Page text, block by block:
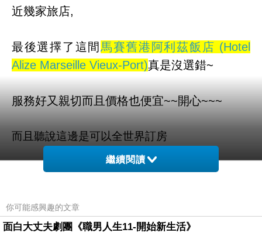
近幾家旅店,
最後選擇了這間 馬賽舊港阿利茲飯店 (Hotel
Alize Marseille Vieux-Port)真是沒選錯~
服務好又親切而且價格也便宜~~開心~~~
而且聽說這邊是可以全世界訂房
也太方便了吧！！不用在那邊找翻譯啦ＱＱ
馬賽舊港阿利茲飯店 (Hotel Alize Marseille
Vieux-Port) 的介紹在下面
繼續閱讀
你可能感興趣的文章
面白大丈夫劇團《職男人生11-開始新生活》